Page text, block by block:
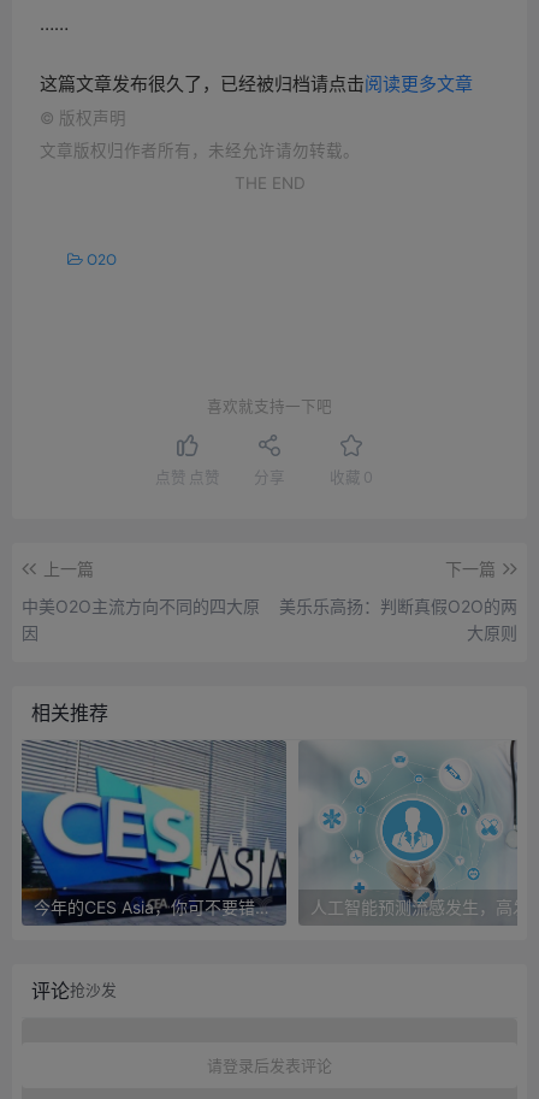
……
这篇文章发布很久了，已经被归档请点击阅读更多文章
© 版权声明
文章版权归作者所有，未经允许请勿转载。
THE END
O2O
喜欢就支持一下吧
点赞 点赞 分享 收藏 0
上一篇
中美O2O主流方向不同的四大原
因
下一篇
美乐乐高扬：判断真假O2O的两
大原则
相关推荐
今年的CES Asia，你可不要错过这些自动驾驶看点
评论抢沙发
请登录后发表评论